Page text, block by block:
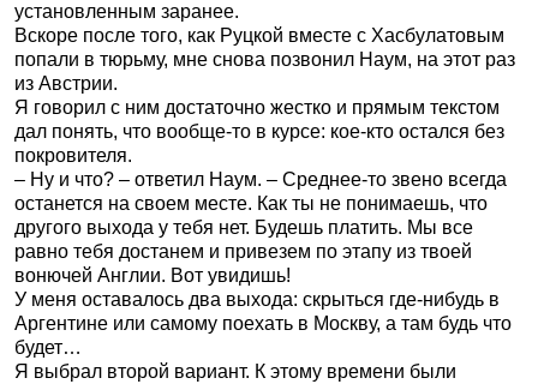
установленным заранее.
Вскоре после того, как Руцкой вместе с Хасбулатовым
попали в тюрьму, мне снова позвонил Наум, на этот раз
из Австрии.
Я говорил с ним достаточно жестко и прямым текстом
дал понять, что вообще-то в курсе: кое-кто остался без
покровителя.
– Ну и что? – ответил Наум. – Среднее-то звено всегда
останется на своем месте. Как ты не понимаешь, что
другого выхода у тебя нет. Будешь платить. Мы все
равно тебя достанем и привезем по этапу из твоей
вонючей Англии. Вот увидишь!
У меня оставалось два выхода: скрыться где-нибудь в
Аргентине или самому поехать в Москву, а там будь что
будет…
Я выбрал второй вариант. К этому времени были